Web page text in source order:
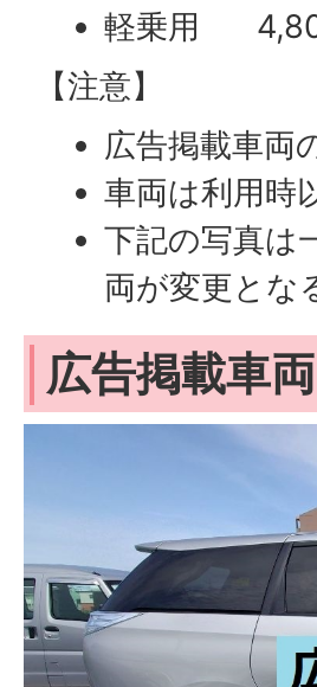
軽乗用
【注意】
広告掲載車両
車両は利用時
下記の写真は
両が変更とな
広告掲載車両